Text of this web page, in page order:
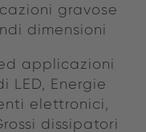
gravose
dimensioni
applicazioni
LED, Energie
elettronici,
dissipatori